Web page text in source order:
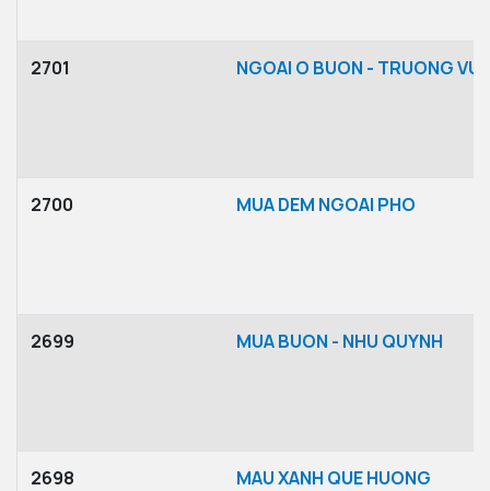
2701 NGOAI O BUON - TRUONG VU
2700 MUA DEM NGOAI PHO
2699 MUA BUON - NHU QUYNH
2698 MAU XANH QUE HUONG